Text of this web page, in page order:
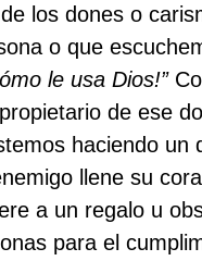
los dones o
o que
le usa Dios!”
de ese
haciendo
llene su
a un regalo u
para el